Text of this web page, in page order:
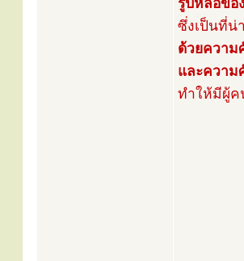
รูปหล่อขอ
ซึ่งเป็นที่น่
ด้วยความ
และความ
ทำให้มีผู้ค